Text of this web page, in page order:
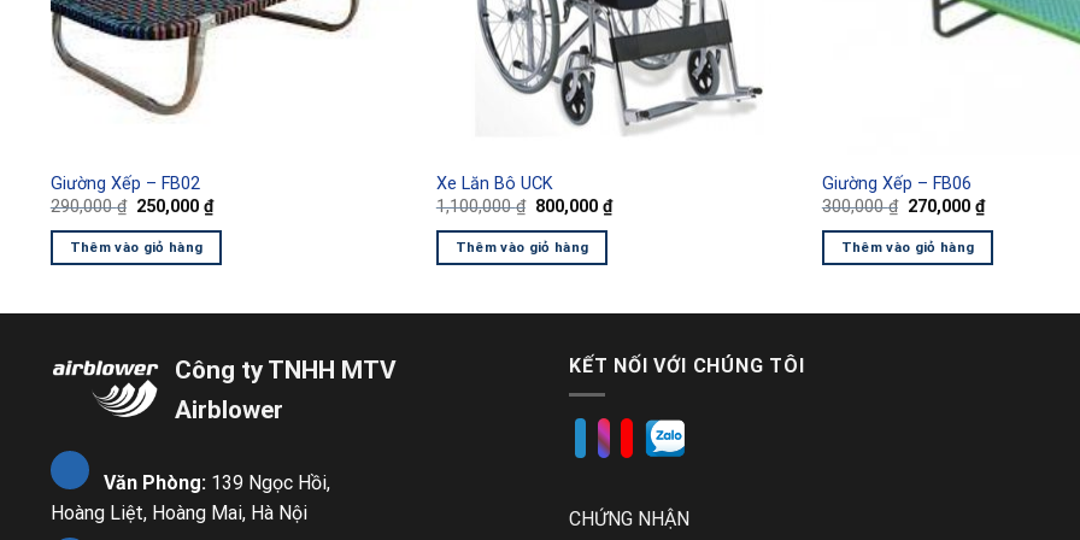
Giường Xếp – FB02
290,000₫ Giá
là:
290,000 ₫.
250,000₫Giá
hiện
tại
Thêm vào giỏ hàng
Xe Lăn Bô UCK
1,100,000₫ Giá
là:
1,100,000 ₫.
800,000₫Giá
hiện
Thêm vào giỏ hàng
Giường Xếp – FB06
300,000₫ Giá
là:
300,000 ₫.
270,000₫Giá
hiện
tại
Thêm vào giỏ hàng
Công ty TNHH MTV
Airblower
Văn Phòng: 139 Ngọc Hồi,
Hoàng Liệt, Hoàng Mai, Hà Nội
KẾT NỐI VỚI CHÚNG TÔI
CHỨNG NHẬN